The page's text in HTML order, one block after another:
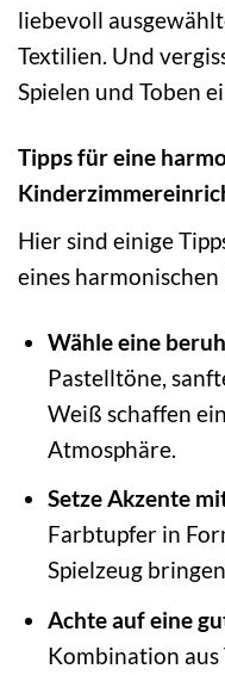
liebevoll
Textilien. Und
Spielen und Toben
Tipps für eine
Hier sind einige
eines
Wähle eine
Pastelltöne,
Weiß schaffen
Atmosphäre.
Setze Akzente
Farbtupfer in
Spielzeug
Achte auf eine
Kombination aus